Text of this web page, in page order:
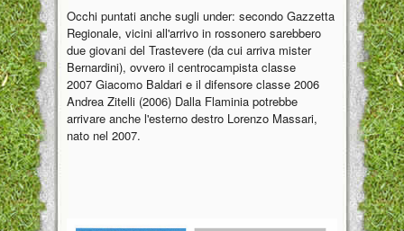
Occhi puntati anche sugli under: secondo Gazzetta
Regionale, vicini all'arrivo in rossonero sarebbero
due giovani del Trastevere (da cui arriva mister
Bernardini), ovvero il centrocampista classe
2007 Giacomo Baldari e il difensore classe 2006
Andrea Zitelli (2006) Dalla Flaminia potrebbe
arrivare anche l'esterno destro Lorenzo Massari,
nato nel 2007.